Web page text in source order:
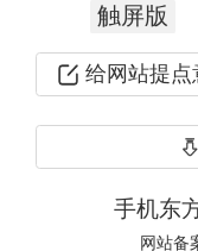
资收益上体
技资产仍是
向。
多只基金密
触屏版
给网站提点
手机东
网站备